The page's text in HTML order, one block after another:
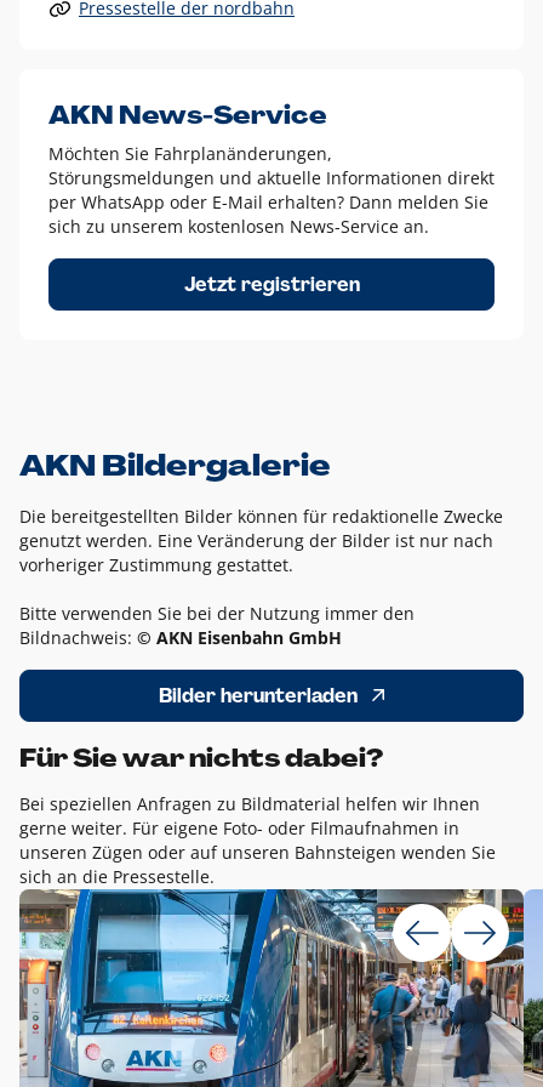
Alle anderen Logo-Varianten dürfen nur in Ausnahmefällen
Diese Ausnahmen sind zum Beispiel:
dem AKN Blau,
weißes Logo auf Fotohintergründen,
schwarzes Logo für reine Schwarz-Weiß-Umsetzungen
Um das Logo herum muss ein Schutzraum von jeweils einer
Höhe bzw. Breite des N aus AKN in alle Richtungen
Pressestelle der nordbahn
AKN News-Service
Möchten Sie Fahrplanänderungen,
Störungsmeldungen und aktuelle Informationen direkt
per WhatsApp oder E-Mail erhalten? Dann melden Sie
sich zu unserem kostenlosen News-Service an.
Jetzt registrieren
AKN Bildergalerie
Die bereitgestellten Bilder können für redaktionelle Zwecke
genutzt werden. Eine Veränderung der Bilder ist nur nach
vorheriger Zustimmung gestattet.
Bitte verwenden Sie bei der Nutzung immer den
Bildnachweis: © AKN Eisenbahn GmbH
Bilder herunterladen
Für Sie war nichts dabei?
Bei speziellen Anfragen zu Bildmaterial helfen wir Ihnen
gerne weiter. Für eigene Foto- oder Filmaufnahmen in
unseren Zügen oder auf unseren Bahnsteigen wenden Sie
sich an die Pressestelle.